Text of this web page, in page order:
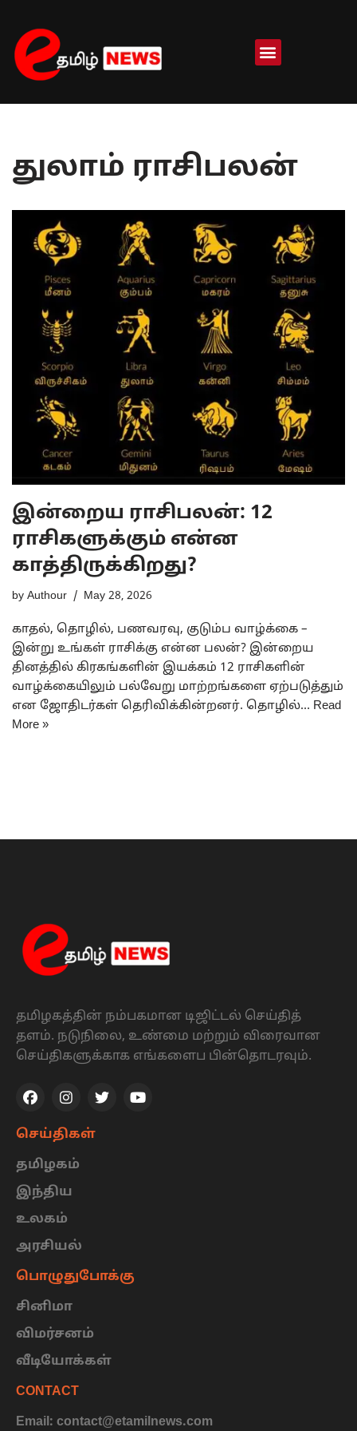
Skip
to
content
துலாம் ராசிபலன்
இன்றைய ராசிபலன்: 12
ராசிகளுக்கும் என்ன
காத்திருக்கிறது?
by Authour May 28, 2026
காதல், தொழில், பணவரவு, குடும்ப வாழ்க்கை –
இன்று உங்கள் ராசிக்கு என்ன பலன்? இன்றைய
தினத்தில் கிரகங்களின் இயக்கம் 12 ராசிகளின்
வாழ்க்கையிலும் பல்வேறு மாற்றங்களை ஏற்படுத்தும்
என ஜோதிடர்கள் தெரிவிக்கின்றனர். தொழில்… Read
More »
தமிழகத்தின் நம்பகமான டிஜிட்டல் செய்தித்
தளம். நடுநிலை, உண்மை மற்றும் விரைவான
செய்திகளுக்காக எங்களைப பின்தொடரவும்.
செய்திகள்
தமிழகம்
இந்திய
உலகம்
அரசியல்
பொழுதுபோக்கு
சினிமா
விமர்சனம்
வீடியோக்கள்
CONTACT
Email: contact@etamilnews.com